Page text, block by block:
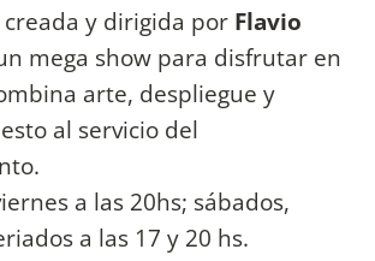
y dirigida por Flavio
mega show para disfrutar en
arte, despliegue y
al servicio del
a las 20hs; sábados,
a las 17 y 20 hs.